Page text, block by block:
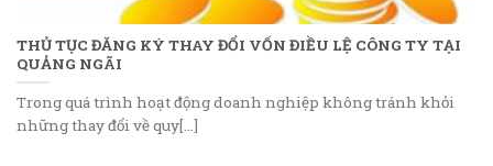
THỦ TỤC ĐĂNG KÝ THAY ĐỔI VỐN ĐIỀU LỆ CÔNG TY TẠI
QUẢNG NGÃI
Trong quá trình hoạt động doanh nghiệp không tránh khỏi
những thay đổi về quy[...]